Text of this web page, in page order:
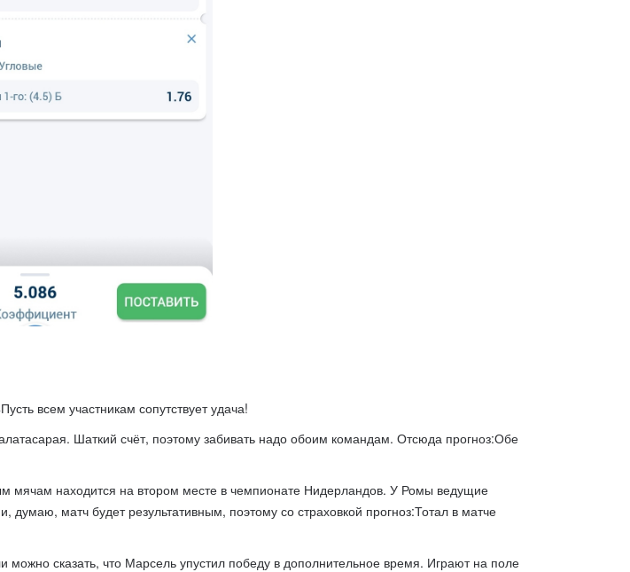
всем участникам сопутствует удача!
Шаткий счёт, поэтому забивать надо обоим командам. Отсюда прогноз:Обе
находится на втором месте в чемпионате Нидерландов. У Ромы ведущие
матч будет результативным, поэтому со страховкой прогноз:Тотал в матче
сказать, что Марсель упустил победу в дополнительное время. Играют на поле